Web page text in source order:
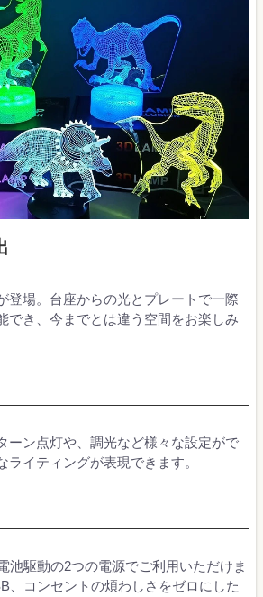
登場。台座からの光とプレートで一際
でき、今までとは違う空間をお楽しみ
ーン点灯や、調光など様々な設定がで
ライティングが表現できます。
池駆動の2つの電源でご利用いただけま
、コンセントの煩わしさをゼロにした